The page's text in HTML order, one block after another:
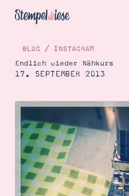
Katalog
Kontakt
BLOG / INSTAGRAM
Endlich wieder Nähkurs
17. SEPTEMBER 2013